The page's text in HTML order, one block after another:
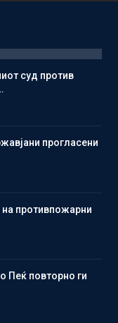
суд против
прогласени
противпожарни
Пеќ повторно ги